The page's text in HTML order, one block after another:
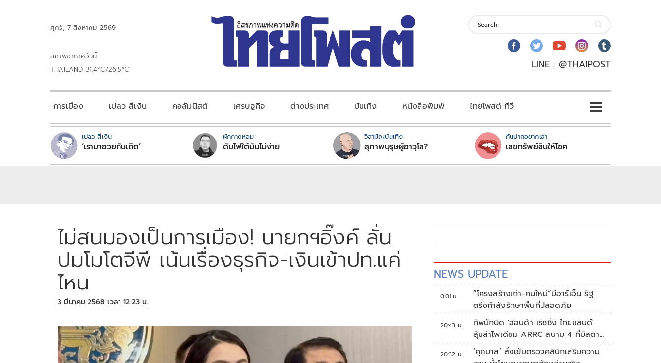
ศุกร์, 7 สิงหาคม 2569
สภาพอากาศวันนี้
THAILAND 31.4°C/26.5°C
LINE : @THAIPOST
การเมือง เปลว สีเงิน คอลัมนิสต์ เศรษฐกิจ ต่างประเทศ บันเทิง หนังสือพิมพ์ ไทยโพสต์ ทีวี
เปลว สีเงิน
‘เรามาอวยกันเถิด’
ผักกาดหอม
ดับไฟใต้มันไม่ง่าย
วิสามัญบันเทิง
สุภาพบุรุษผู้อาวุโส?
คันปากอยากเล่า
เลขทรัพย์สินให้โชค
ไม่สนมองเป็นการเมือง! นายกฯอิ๊งค์ ลั่น
ปมโมโตจีพี เน้นเรื่องธุรกิจ-เงินเข้าปท.แค่
ไหน
3 มีนาคม 2568 เวลา 12:23 น.
NEWS UPDATE
0:01 น.
“โครงสร้างเก่า-คนใหม่”บีอาร์เอ็น รัฐ
ตรึงกำลังรักษาพื้นที่ปลอดภัย
20:43 น.
ทัพนักบิด 'ฮอนด้า เรซซิ่ง ไทยแลนด์'
ลุ้นล่าโพเดียม ARRC สนาม 4 ที่มัลดาลิ
กา
20:32 น.
‘ศุภมาส’ สั่งเข้มตรวจคลินิกเสริมความ